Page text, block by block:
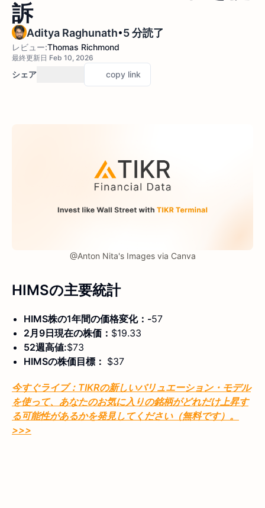
訴
Aditya Raghunath•5 分読了
レビュー:Thomas Richmond
最終更新日 Feb 10, 2026
シェア copy link
@Anton Nita's Images via Canva
HIMSの主要統計
HIMS株の1年間の価格変化：-57
2月9日現在の株価： $19.33
52週高値:$73
HIMSの株価目標： $37
今すぐライブ：TIKRの新しいバリュエーション・モデル
を使って、あなたのお気に入りの銘柄がどれだけ上昇す
る可能性があるかを発見してください（無料です）。
>>>